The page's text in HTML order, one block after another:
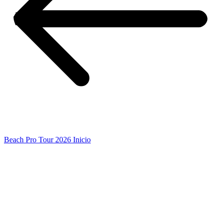
Beach Pro Tour 2026 Inicio